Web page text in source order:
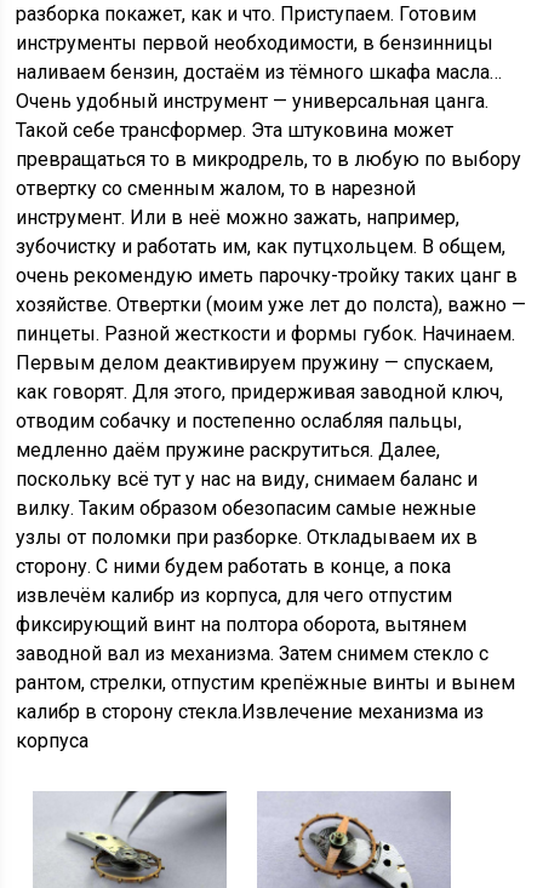
разборка покажет, как и что. Приступаем. Готовим
инструменты первой необходимости, в бензинницы
наливаем бензин, достаём из тёмного шкафа масла…
Очень удобный инструмент — универсальная цанга.
Такой себе трансформер. Эта штуковина может
превращаться то в микродрель, то в любую по выбору
отвертку со сменным жалом, то в нарезной
инструмент. Или в неё можно зажать, например,
зубочистку и работать им, как путцхольцем. В общем,
очень рекомендую иметь парочку-тройку таких цанг в
хозяйстве. Отвертки (моим уже лет до полста), важно —
пинцеты. Разной жесткости и формы губок. Начинаем.
Первым делом деактивируем пружину — спускаем,
как говорят. Для этого, придерживая заводной ключ,
отводим собачку и постепенно ослабляя пальцы,
медленно даём пружине раскрутиться. Далее,
поскольку всё тут у нас на виду, снимаем баланс и
вилку. Таким образом обезопасим самые нежные
узлы от поломки при разборке. Откладываем их в
сторону. С ними будем работать в конце, а пока
извлечём калибр из корпуса, для чего отпустим
фиксирующий винт на полтора оборота, вытянем
заводной вал из механизма. Затем снимем стекло с
рантом, стрелки, отпустим крепёжные винты и вынем
калибр в сторону стекла.Извлечение механизма из
корпуса